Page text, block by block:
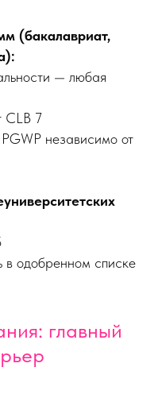
(бакалавриат,
— любая
CLB 7
независимо от
в одобренном списке
главный